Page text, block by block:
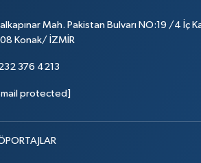
Mah. Pakistan Bulvarı NO:19 /4 İç
Konak/ İZMİR
376 4213
protected]